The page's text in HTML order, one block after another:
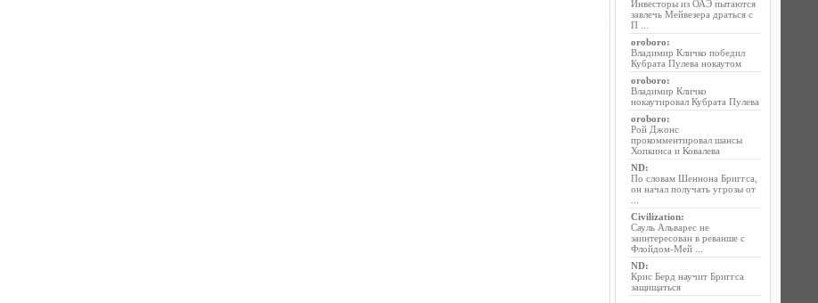
Инвесторы из ОАЭ пытаются
завлечь Мейвезера драться с
П ...
oroboro:
Владимир Кличко победил
Кубрата Пулева нокаутом
oroboro:
Владимир Кличко
нокаутировал Кубрата Пулева
oroboro:
Рой Джонс
прокомментировал шансы
Хопкинса и Ковалева
ND:
По словам Шеннона Бриггса,
он начал получать угрозы от
Civilization:
Сауль Альварес не
заинтересован в реванше с
Флойдом-Мей ...
ND:
Крис Берд научит Бриггса
защищаться